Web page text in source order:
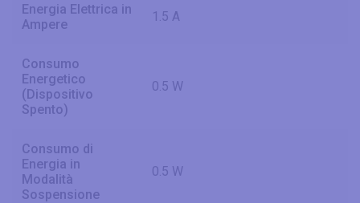
Energia Elettrica in
Ampere
1.5 A
Consumo
Energetico
(Dispositivo
Spento)
0.5 W
Consumo di
Energia in
Modalità
Sospensione
0.5 W